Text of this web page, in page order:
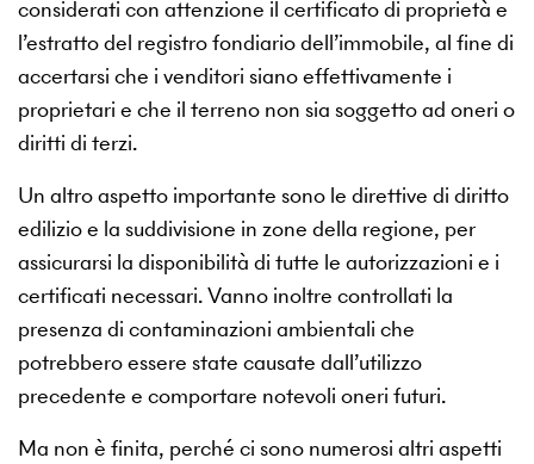
considerati con attenzione il certificato di proprietà e
l’estratto del registro fondiario dell’immobile, al fine di
accertarsi che i venditori siano effettivamente i
proprietari e che il terreno non sia soggetto ad oneri o
diritti di terzi.
Un altro aspetto importante sono le direttive di diritto
edilizio e la suddivisione in zone della regione, per
assicurarsi la disponibilità di tutte le autorizzazioni e i
certificati necessari. Vanno inoltre controllati la
presenza di contaminazioni ambientali che
potrebbero essere state causate dall’utilizzo
precedente e comportare notevoli oneri futuri.
Ma non è finita, perché ci sono numerosi altri aspetti